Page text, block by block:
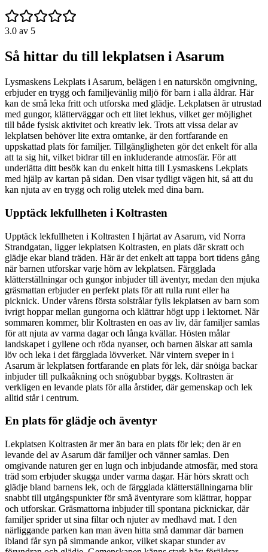
3.0 av 5
Så hittar du till lekplatsen i Asarum
Lysmaskens Lekplats i Asarum, belägen i en naturskön omgivning,
erbjuder en trygg och familjevänlig miljö för barn i alla åldrar. Här
kan de små leka fritt och utforska med glädje. Lekplatsen är utrustad
med gungor, klätterväggar och ett litet lekhus, vilket ger möjlighet
till både fysisk aktivitet och kreativ lek. Trots att vissa delar av
lekplatsen behöver lite extra omtanke, är den fortfarande en
uppskattad plats för familjer. Tillgängligheten gör det enkelt för alla
att ta sig hit, vilket bidrar till en inkluderande atmosfär. För att
underlätta ditt besök kan du enkelt hitta till Lysmaskens Lekplats
med hjälp av kartan på sidan. Den visar tydligt vägen hit, så att du
kan njuta av en trygg och rolig utelek med dina barn.
Upptäck lekfullheten i Koltrasten
Upptäck lekfullheten i Koltrasten I hjärtat av Asarum, vid Norra
Strandgatan, ligger lekplatsen Koltrasten, en plats där skratt och
glädje ekar bland träden. Här är det enkelt att tappa bort tidens gång
när barnen utforskar varje hörn av lekplatsen. Färgglada
klätterställningar och gungor inbjuder till äventyr, medan den mjuka
gräsmattan erbjuder en perfekt plats för att rulla runt eller ha
picknick. Under vårens första solstrålar fylls lekplatsen av barn som
ivrigt hoppar mellan gungorna och klättrar högt upp i lektornet. När
sommaren kommer, blir Koltrasten en oas av liv, där familjer samlas
för att njuta av varma dagar och långa kvällar. Hösten målar
landskapet i gyllene och röda nyanser, och barnen älskar att samla
löv och leka i det färgglada lövverket. När vintern sveper in i
Asarum är lekplatsen fortfarande en plats för lek, där snöiga backar
inbjuder till pulkaåkning och snögubbar byggs. Koltrasten är
verkligen en levande plats för alla årstider, där gemenskap och lek
alltid står i centrum.
En plats för glädje och äventyr
Lekplatsen Koltrasten är mer än bara en plats för lek; den är en
levande del av Asarum där familjer och vänner samlas. Den
omgivande naturen ger en lugn och inbjudande atmosfär, med stora
träd som erbjuder skugga under varma dagar. Här hörs skratt och
glädje bland barnens lek, och de färgglada klätterställningarna blir
snabbt till utgångspunkter för små äventyrare som klättrar, hoppar
och utforskar. Gräsmattorna inbjuder till spontana picknickar, där
familjer sprider ut sina filtar och njuter av medhavd mat. I den
närliggande parken kan man även hitta små dammar där barnen
ibland får syn på simmande ankor, vilket skapar stunder av